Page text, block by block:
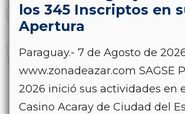
los 345 Inscriptos en
Apertura
Paraguay.- 7 de Agosto de 2026
www.zonadeazar.com SAGSE
2026 inició sus actividades en
Casino Acaray de Ciudad del